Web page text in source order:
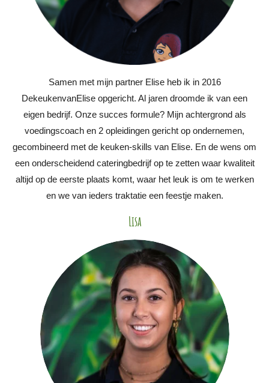
Samen met mijn partner Elise heb ik in 2016
DekeukenvanElise opgericht. Al jaren droomde ik van een
eigen bedrijf. Onze succes formule? Mijn achtergrond als
voedingscoach en 2 opleidingen gericht op ondernemen,
gecombineerd met de keuken-skills van Elise. En de wens om
een onderscheidend cateringbedrijf op te zetten waar kwaliteit
altijd op de eerste plaats komt, waar het leuk is om te werken
en we van ieders traktatie een feestje maken.
Lisa